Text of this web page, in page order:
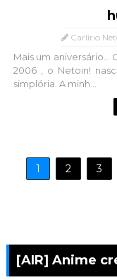
Carlírio
Mais um
2006 , o Netoin!
simplória. A minh...
1 2 3
[AIR] Anime